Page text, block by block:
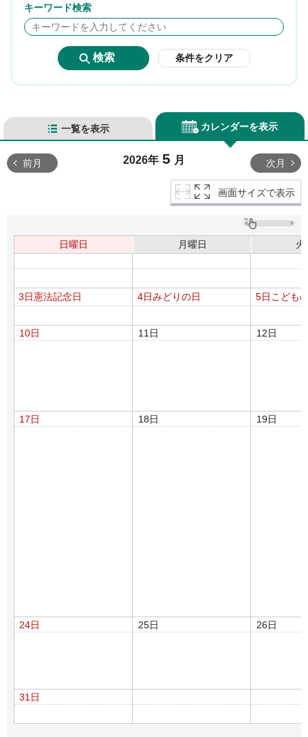
キーワード検索
条件をクリア
一覧を表示 カレンダーを表示
前月 2026年 5 月 次月
画面サイズで表示
日曜日 月曜日 火
3日憲法記念日 4日みどりの日 5日 こども
10日 11日 12日
17日 18日 19日
24日 25日 26日
31日